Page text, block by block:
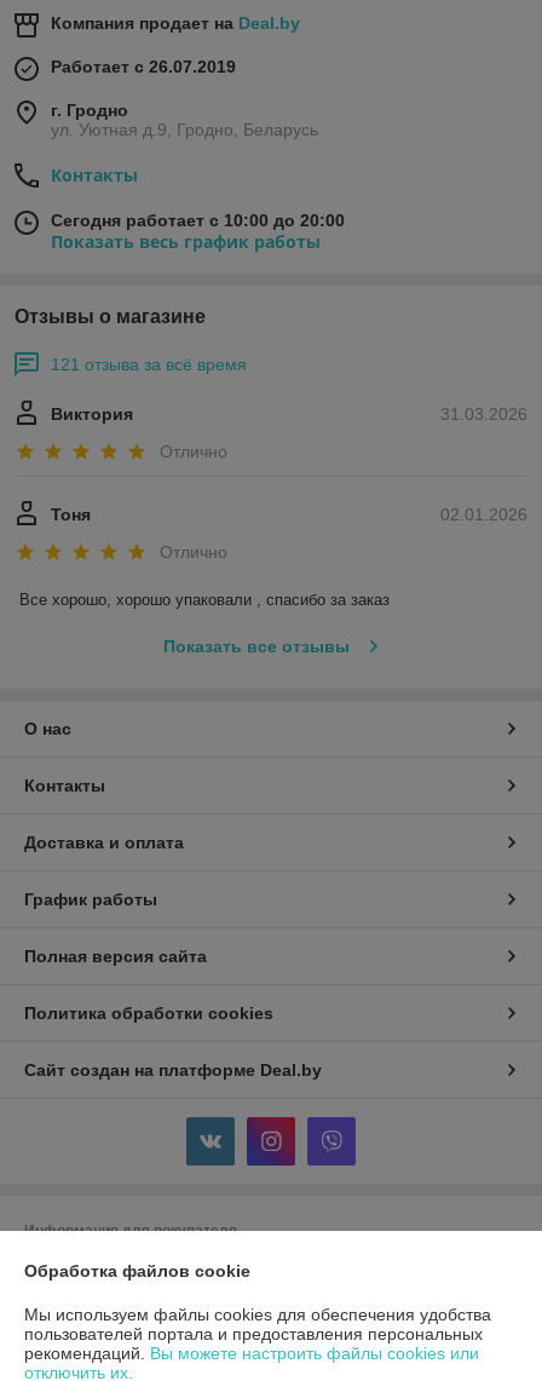
Компания продает на Deal.by
Работает с 26.07.2019
г. Гродно
ул. Уютная д.9, Гродно, Беларусь
Контакты
Сегодня работает с 10:00 до 20:00
Показать весь график работы
Отзывы о магазине
121 отзыва за всё время
31.03.2026
Виктория
Отлично
02.01.2026
Тоня
Отлично
Все хорошо, хорошо упаковали , спасибо за заказ
Показать все отзывы
О нас
Контакты
Доставка и оплата
График работы
Полная версия сайта
Политика обработки cookies
Сайт создан на платформе Deal.by
Информация для покупателя
Индивидуальный предприниматель:
Регистрационный номер ЕГР: 591280973
УНП: 591280973
Обработка файлов cookie
Мы используем файлы cookies для обеспечения удобства
пользователей портала и предоставления персональных
рекомендаций. Вы можете настроить файлы cookies или
отключить их.